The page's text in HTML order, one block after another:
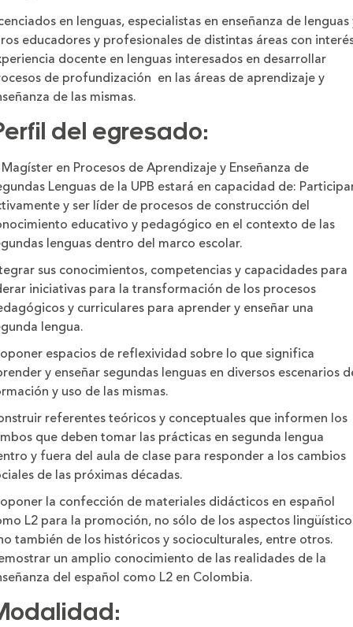
en lenguas, especialistas en enseñanza de lenguas
educadores y profesionales de distintas áreas con
docente en lenguas interesados en desarrollar
de profundización en las áreas de aprendizaje y
de las mismas.
del egresado:
en Procesos de Aprendizaje y Enseñanza de
Lenguas de la UPB estará en capacidad de:
y ser líder de procesos de construcción del
educativo y pedagógico en el contexto de las
lenguas dentro del marco escolar.
sus conocimientos, competencias y capacidades para
iniciativas para la transformación de los procesos
y curriculares para aprender y enseñar una
lengua.
espacios de reflexividad sobre lo que significa
y enseñar segundas lenguas en diversos escenarios
y uso de las mismas.
referentes teóricos y conceptuales que informen los
que deben tomar las prácticas en segunda lengua
y fuera del aula de clase para responder a los cambios
de las próximas décadas.
la confección de materiales didácticos en español
L2 para la promoción, no sólo de los aspectos
también de los históricos y socioculturales, entre otros.
un amplio conocimiento de las realidades de la
del español como L2 en Colombia.